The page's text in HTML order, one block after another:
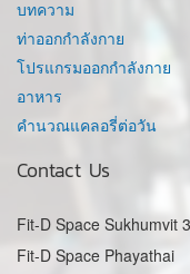
บทความ
ท่าออกกำลังกาย
โปรแกรมออกกำลังกาย
อาหาร
คำนวณแคลอรี่ต่อวัน
Contact Us
Fit-D Space Sukhumvit
Fit-D Space Phayathai